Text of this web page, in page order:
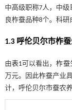
中高级职称7人，中
良柞蚕品种8个。科研
1.3 呼伦贝尔市柞
由表1可以看出，柞
万元。因此柞蚕产业
计，呼伦贝尔市蚕农